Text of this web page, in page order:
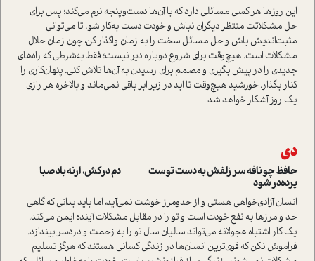
این روزها هر کسی مسائلی دارد که با آن‌ها دست‌وپنجه نرم می‌کند؛ پس برای
حل مشکلاتت منتظر دیگران نباش و خودت دست به‌کار شو. تا می‌توانی
مثبت‌اندیش باش و حل مسائل سخت را به زمان واگذار کن، چون زمان حلال
مشکلات است. هیچ‌وقت برای شروع دوباره دیر نیست؛ فقط به‌شرطی که راه‌های
جدیدی را در پیش بگیری و مصمم برای رسیدن به آن‌ها تلاش کنی. پنهان‌کاری را
کنار بگذار. خورشید هیچ‌وقت تا ابد در زیر ابر باقی نمی‌ماند و بالاخره هر رازی
یک روز آشکار خواهد شد
دی
حافظ چو نافه سر زلفش به دست توست دم درکش، ارنه باد صبا
پرده‌در شود
انسان آزادی‌خواهی هستی و از حد‌و‌مرز خوشت نمی‌آید، اما باید بدانی که گاهی
حد و مرزها به نفع خودت است و تو را در مقابل مشکلات آینده ایمن می‌کند.
یک کار اشتباه عجولانه می‌تواند سالیان سال تو را به زحمت و دردسر بیندازد.
فراموش نکن که قوی‌ترین انسان‌ها در زندگی کسانی هستند که هرگز تسلیم